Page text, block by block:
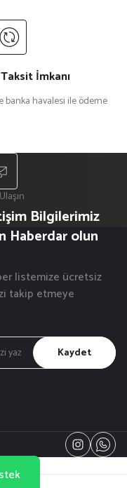
İmkanı
banka havalesi ile ödeme
Bilgilerimiz
Haberdar olun
listemize ücretsiz
takip etmeye
Kaydet